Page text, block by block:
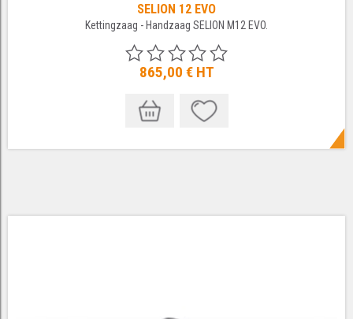
SELION 12 EVO
Kettingzaag - Handzaag SELION M12 EVO.
865,00 € HT